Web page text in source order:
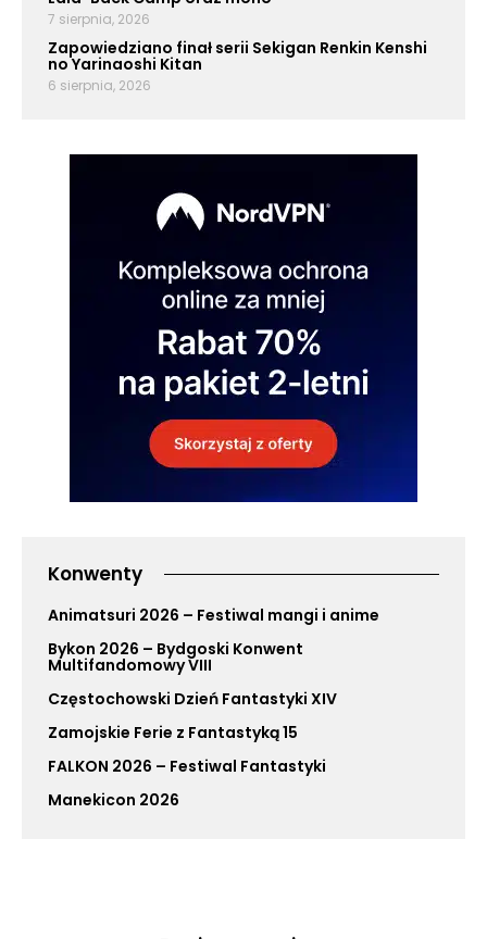
7 sierpnia, 2026
Zapowiedziano finał serii Sekigan Renkin Kenshi
no Yarinaoshi Kitan
6 sierpnia, 2026
Konwenty
Animatsuri 2026 – Festiwal mangi i anime
Bykon 2026 – Bydgoski Konwent
Multifandomowy VIII
Częstochowski Dzień Fantastyki XIV
Zamojskie Ferie z Fantastyką 15
FALKON 2026 – Festiwal Fantastyki
Manekicon 2026